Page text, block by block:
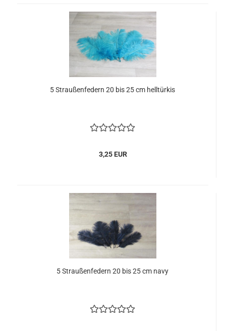
5 Straußenfedern 20 bis 25 cm helltürkis
3,25 EUR
5 Straußenfedern 20 bis 25 cm navy